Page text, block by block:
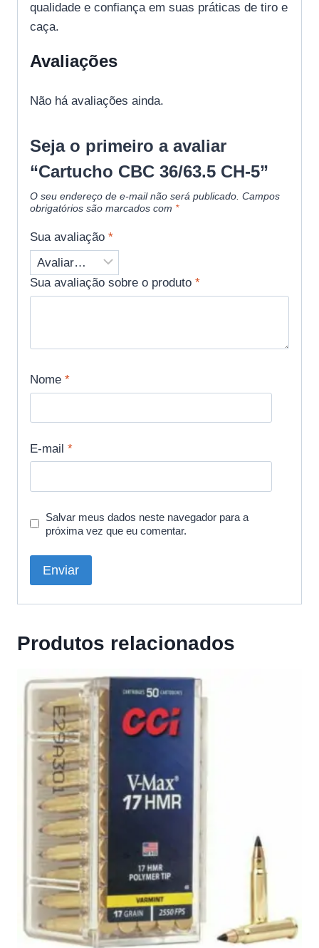
qualidade e confiança em suas práticas de tiro e
caça.
Avaliações
Não há avaliações ainda.
Seja o primeiro a avaliar
“Cartucho CBC 36/63.5 CH-5”
O seu endereço de e-mail não será publicado. Campos
obrigatórios são marcados com *
Sua avaliação *
Sua avaliação sobre o produto *
Nome *
E-mail *
Salvar meus dados neste navegador para a
próxima vez que eu comentar.
Produtos relacionados